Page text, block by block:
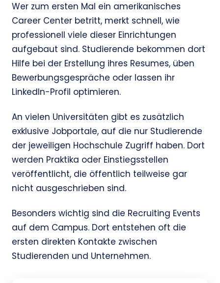
Wer zum ersten Mal ein amerikanisches
Career Center betritt, merkt schnell, wie
professionell viele dieser Einrichtungen
aufgebaut sind. Studierende bekommen dort
Hilfe bei der Erstellung ihres Resumes, üben
Bewerbungsgespräche oder lassen ihr
LinkedIn-Profil optimieren.
An vielen Universitäten gibt es zusätzlich
exklusive Jobportale, auf die nur Studierende
der jeweiligen Hochschule Zugriff haben. Dort
werden Praktika oder Einstiegsstellen
veröffentlicht, die öffentlich teilweise gar
nicht ausgeschrieben sind.
Besonders wichtig sind die Recruiting Events
auf dem Campus. Dort entstehen oft die
ersten direkten Kontakte zwischen
Studierenden und Unternehmen.